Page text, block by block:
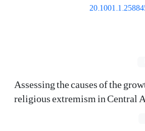
Assessing the causes of the
religious extremism in Central